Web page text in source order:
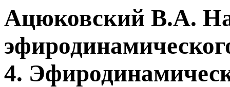
Ацюковский В.А.
4.